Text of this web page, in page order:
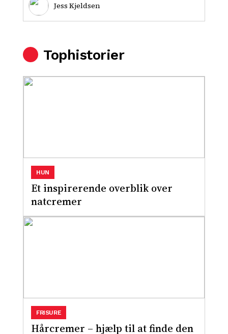
Jess Kjeldsen
Tophistorier
Et inspirerende overblik over
natcremer
HUN
Hårcremer – hjælp til at finde den
FRISURE